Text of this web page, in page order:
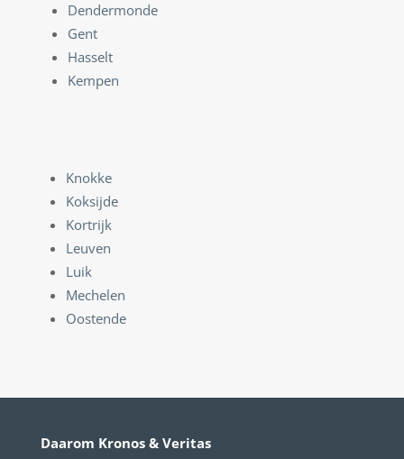
Dendermonde
Gent
Hasselt
Kempen
Knokke
Koksijde
Kortrijk
Leuven
Luik
Mechelen
Oostende
Daarom Kronos & Veritas